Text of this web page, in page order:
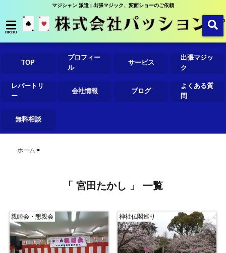
マジシャン 派遣 | 出張マジック、変面ショーのご依頼
menu
TOP
プロフィー
ル
サービス
出張マジッ
ク
レパートリ
ー
会社情報 ブログ
よくある質
問
無料相談
ホーム
「 宮田たかし 」 一覧
親睦会・懇親会 神社仏閣巡り